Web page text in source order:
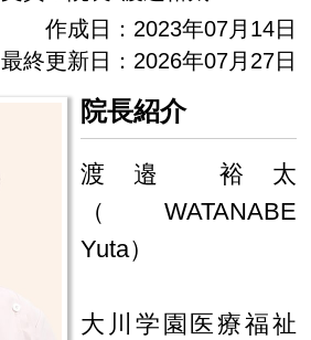
作成日：2023年07月14日
最終更新日：2026年07月27日
院長紹介
渡邉 裕太
（WATANABE
Yuta）
大川学園医療福祉